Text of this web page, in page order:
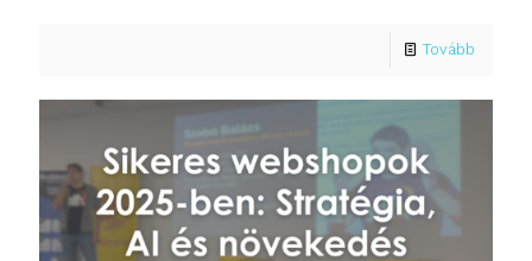
Tovább